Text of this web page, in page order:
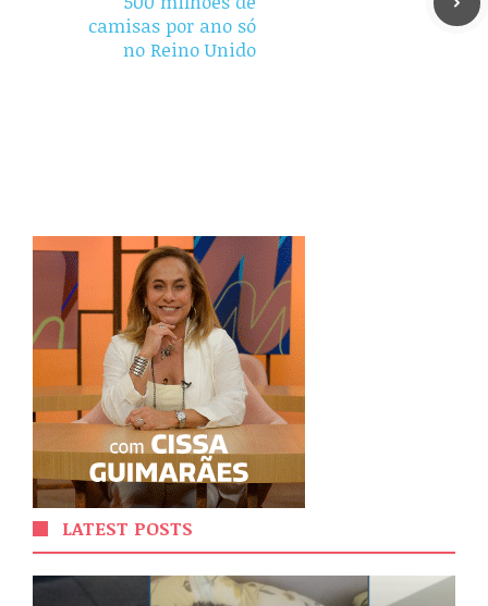
camisas por ano só
no Reino Unido
LATEST POSTS